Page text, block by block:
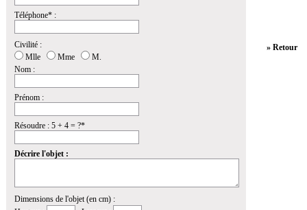
Téléphone* :
Civilité :
Mlle
Mme
M.
Nom :
Prénom :
Résoudre : 5 + 4 = ?*
Décrire l'objet :
Dimensions de l'objet (en cm) :
» Retour